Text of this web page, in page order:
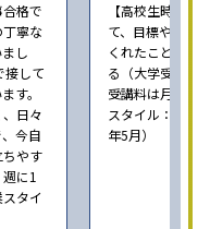
合格で
寧な
し
接して
す。
日々
今自
やす
に1
タイ
【高校生時の通
て、目標や勉強
くれたことが、
る（大学受験で
受講料は月
スタイル：個別
年5月）